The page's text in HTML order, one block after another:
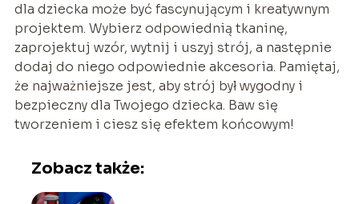
dla dziecka może być fascynującym i kreatywnym
projektem. Wybierz odpowiednią tkaninę,
zaprojektuj wzór, wytnij i uszyj strój, a następnie
dodaj do niego odpowiednie akcesoria. Pamiętaj,
że najważniejsze jest, aby strój był wygodny i
bezpieczny dla Twojego dziecka. Baw się
tworzeniem i ciesz się efektem końcowym!
Zobacz także: